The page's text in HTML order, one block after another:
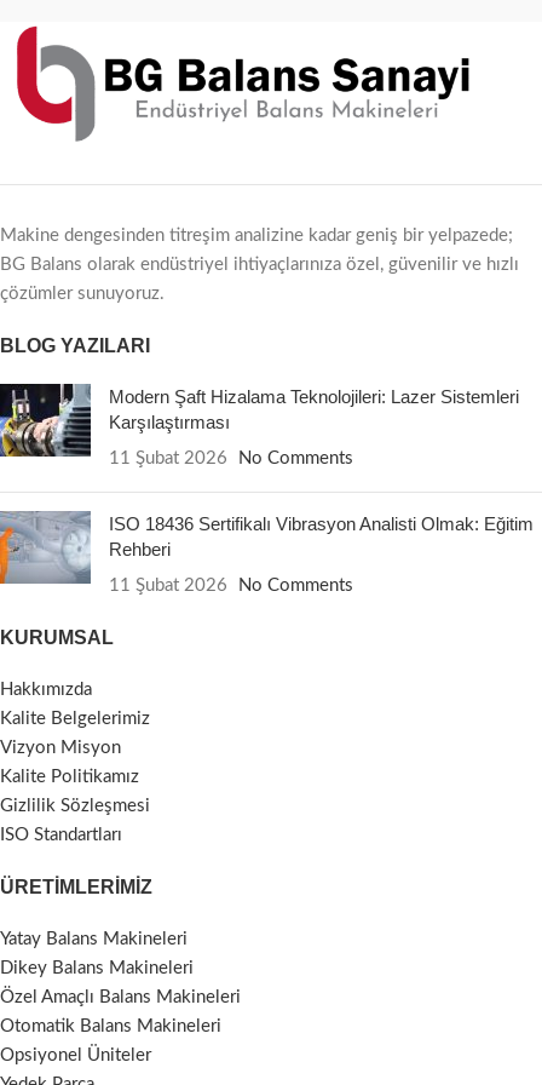
Makine dengesinden titreşim analizine kadar geniş bir yelpazede;
BG Balans olarak endüstriyel ihtiyaçlarınıza özel, güvenilir ve hızlı
çözümler sunuyoruz.
BLOG YAZILARI
Modern Şaft Hizalama Teknolojileri: Lazer Sistemleri
Karşılaştırması
11 Şubat 2026 No Comments
ISO 18436 Sertifikalı Vibrasyon Analisti Olmak: Eğitim
Rehberi
11 Şubat 2026 No Comments
KURUMSAL
Hakkımızda
Kalite Belgelerimiz
Vizyon Misyon
Kalite Politikamız
Gizlilik Sözleşmesi
ISO Standartları
ÜRETIMLERIMIZ
Yatay Balans Makineleri
Dikey Balans Makineleri
Özel Amaçlı Balans Makineleri
Otomatik Balans Makineleri
Opsiyonel Üniteler